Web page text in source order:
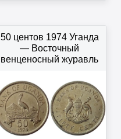
50 центов 1974 Уганда
— Восточный
венценосный журавль